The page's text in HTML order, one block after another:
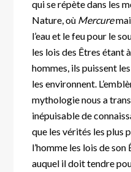
qui se répète dans les
Nature, où Mercure
l’eau et le feu pour le
les lois des Êtres étant
hommes, ils puissent
les environnent.
mythologie nous a
inépuisable de
que les vérités les plus
l’homme les lois de
auquel il doit tendre